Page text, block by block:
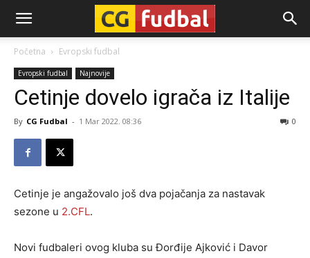
CG-
Fudbal
Početna Evropski fudbal
Evropski fudbal Najnovije
Cetinje dovelo igrača iz Italije
By CG Fudbal - 1 Mar 2022. 08:36 0
Cetinje je angažovalo još dva pojačanja za nastavak
sezone u 2.CFL.
Novi fudbaleri ovog kluba su Đorđije Ajković i Davor